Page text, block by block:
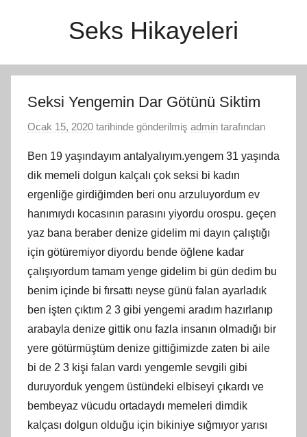
Seks Hikayeleri
Seksi Yengemin Dar Götünü Siktim
Ocak 15, 2020 tarihinde gönderilmiş admin tarafından
Ben 19 yaşındayım antalyalıyım.yengem 31 yaşında
dik memeli dolgun kalçalı çok seksi bi kadın
ergenliğe girdiğimden beri onu arzuluyordum ev
hanımıydı kocasının parasını yiyordu orospu. geçen
yaz bana beraber denize gidelim mi dayın çalıştığı
için götüremiyor diyordu bende öğlene kadar
çalışıyordum tamam yenge gidelim bi gün dedim bu
benim içinde bi fırsattı neyse günü falan ayarladık
ben işten çıktım 2 3 gibi yengemi aradım hazırlanıp
arabayla denize gittik onu fazla insanın olmadığı bir
yere götürmüştüm denize gittiğimizde zaten bi aile
bi de 2 3 kişi falan vardı yengemle sevgili gibi
duruyorduk yengem üstündeki elbiseyi çıkardı ve
bembeyaz vücudu ortadaydı memeleri dimdik
kalçası dolgun olduğu için bikiniye sığmıyor yarısı